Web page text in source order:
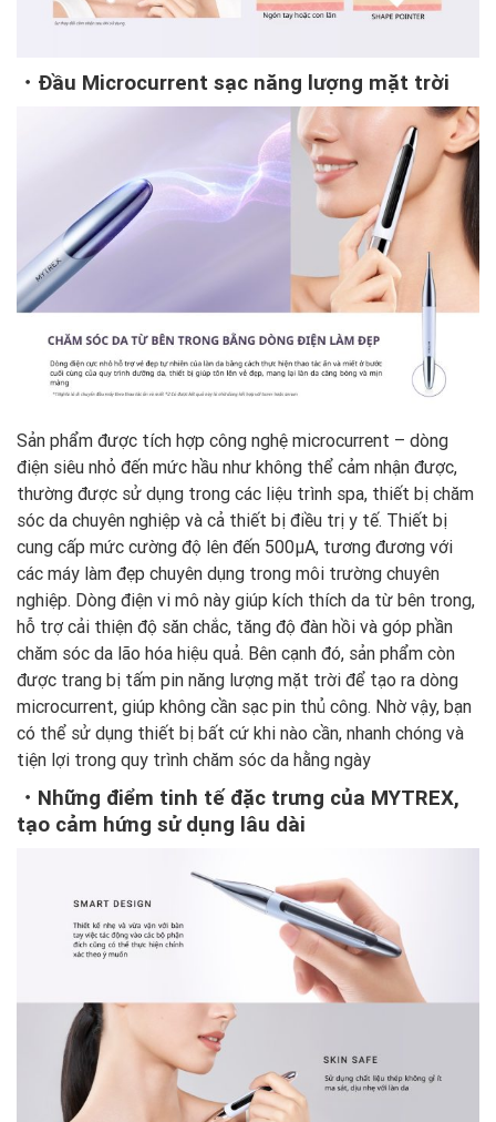
・Đầu Microcurrent sạc năng lượng mặt trời
Sản phẩm được tích hợp công nghệ microcurrent – dòng
điện siêu nhỏ đến mức hầu như không thể cảm nhận được,
thường được sử dụng trong các liệu trình spa, thiết bị chăm
sóc da chuyên nghiệp và cả thiết bị điều trị y tế. Thiết bị
cung cấp mức cường độ lên đến 500μA, tương đương với
các máy làm đẹp chuyên dụng trong môi trường chuyên
nghiệp. Dòng điện vi mô này giúp kích thích da từ bên trong,
hỗ trợ cải thiện độ săn chắc, tăng độ đàn hồi và góp phần
chăm sóc da lão hóa hiệu quả. Bên cạnh đó, sản phẩm còn
được trang bị tấm pin năng lượng mặt trời để tạo ra dòng
microcurrent, giúp không cần sạc pin thủ công. Nhờ vậy, bạn
có thể sử dụng thiết bị bất cứ khi nào cần, nhanh chóng và
tiện lợi trong quy trình chăm sóc da hằng ngày
・Những điểm tinh tế đặc trưng của MYTREX,
tạo cảm hứng sử dụng lâu dài